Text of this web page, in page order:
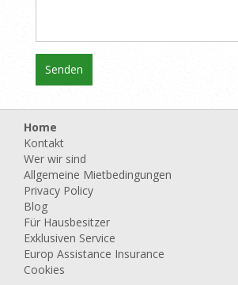
Home
Kontakt
Wer wir sind
Allgemeine Mietbedingungen
Privacy Policy
Blog
Für Hausbesitzer
Exklusiven Service
Europ Assistance Insurance
Cookies